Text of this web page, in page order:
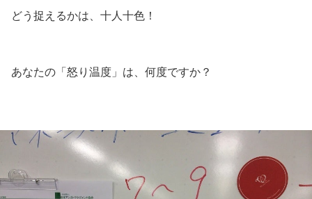
どう捉えるかは、十人十色！
あなたの「怒り温度」は、何度ですか？